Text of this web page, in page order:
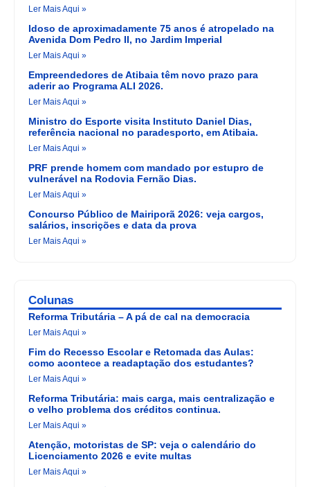
Ler Mais Aqui »
Idoso de aproximadamente 75 anos é atropelado na
Avenida Dom Pedro II, no Jardim Imperial
Ler Mais Aqui »
Empreendedores de Atibaia têm novo prazo para
aderir ao Programa ALI 2026.
Ler Mais Aqui »
Ministro do Esporte visita Instituto Daniel Dias,
referência nacional no paradesporto, em Atibaia.
Ler Mais Aqui »
PRF prende homem com mandado por estupro de
vulnerável na Rodovia Fernão Dias.
Ler Mais Aqui »
Concurso Público de Mairiporã 2026: veja cargos,
salários, inscrições e data da prova
Ler Mais Aqui »
Colunas
Reforma Tributária – A pá de cal na democracia
Ler Mais Aqui »
Fim do Recesso Escolar e Retomada das Aulas:
como acontece a readaptação dos estudantes?
Ler Mais Aqui »
Reforma Tributária: mais carga, mais centralização e
o velho problema dos créditos continua.
Ler Mais Aqui »
Atenção, motoristas de SP: veja o calendário do
Licenciamento 2026 e evite multas
Ler Mais Aqui »